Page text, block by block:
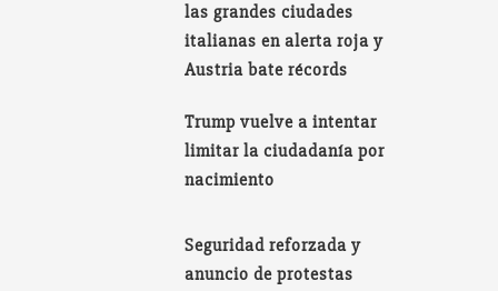
las grandes ciudades
italianas en alerta roja y
Austria bate récords
Trump vuelve a intentar
limitar la ciudadanía por
nacimiento
Seguridad reforzada y
anuncio de protestas